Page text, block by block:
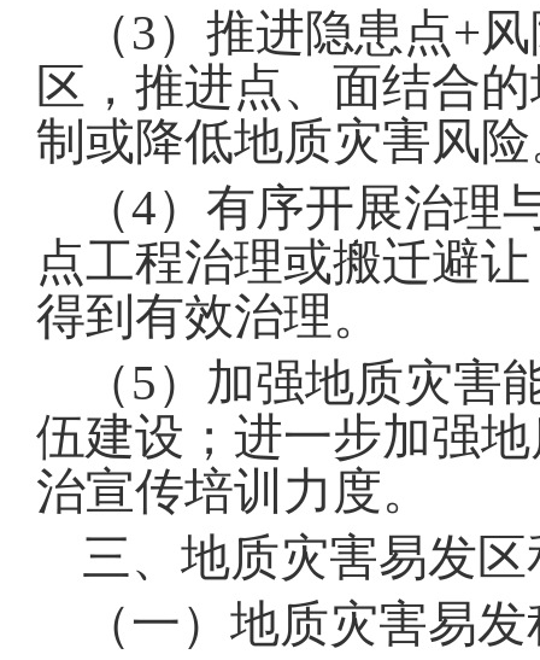
（3）推进隐患点+
区，推进点、面结合
制或降低地质灾害风险
（4）有序开展治理
点工程治理或搬迁避
得到有效治理。
（5）加强地质灾害
伍建设 ； 进一步加强
治宣传培训力度。
三、地质灾害易发
（一）地质灾害易